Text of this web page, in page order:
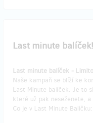
Last minute
Last minute balíček -
Naše kampaň se blíží ke
Last Minute balíček. Je to
které už pak neseženete,
Co je v Last Minute Balíčku: